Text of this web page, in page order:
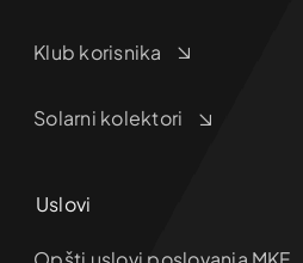
Klub korisnika
Solarni kolektori
Uslovi